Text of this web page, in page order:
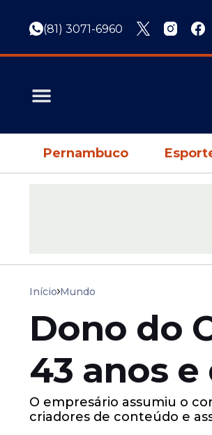
(81) 3071-6960
Pernambuco
Início Mundo
Dono do
43 anos
O empresário assumiu o
criadores de conteúdo e